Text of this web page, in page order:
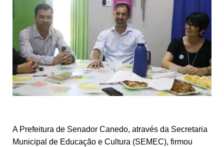
A Prefeitura de Senador Canedo, através da Secretaria
Municipal de Educação e Cultura (SEMEC), firmou